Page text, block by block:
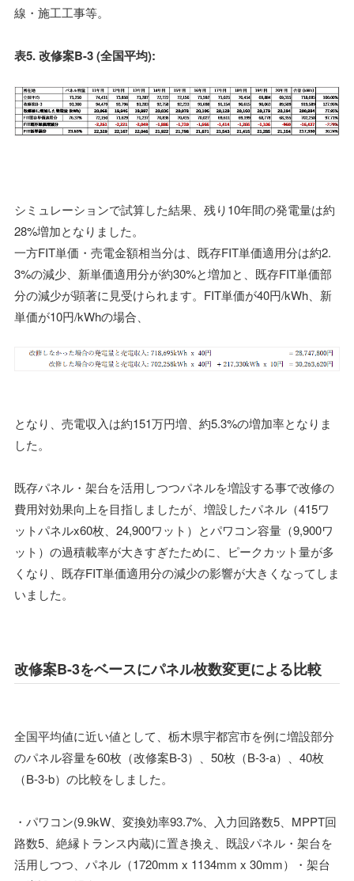
線・施工工事等。
表5. 改修案B-3 (全国平均):
シミュレーションで試算した結果、残り10年間の発電量は約
28%増加となりました。
一方FIT単価・売電金額相当分は、既存FIT単価適用分は約2.
3%の減少、新単価適用分が約30%と増加と、既存FIT単価部
分の減少が顕著に見受けられます。FIT単価が40円/kWh、新
単価が10円/kWhの場合、
となり、売電収入は約151万円増、約5.3%の増加率となりま
した。
既存パネル・架台を活用しつつパネルを増設する事で改修の
費用対効果向上を目指しましたが、増設したパネル（415ワ
ットパネルx60枚、24,900ワット）とパワコン容量（9,900ワ
ット）の過積載率が大きすぎたために、ピークカット量が多
くなり、既存FIT単価適用分の減少の影響が大きくなってしま
いました。
改修案B-3をベースにパネル枚数変更による比較
全国平均値に近い値として、栃木県宇都宮市を例に増設部分
のパネル容量を60枚（改修案B-3）、50枚（B-3-a）、40枚
（B-3-b）の比較をしました。
・パワコン(9.9kW、変換効率93.7%、入力回路数5、MPPT回
路数5、絶縁トランス内蔵)に置き換え、既設パネル・架台を
活用しつつ、パネル（1720mm x 1134mm x 30mm）・架台